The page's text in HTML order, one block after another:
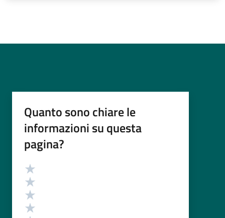
Quanto sono chiare le
informazioni su questa
pagina?
Valutazione